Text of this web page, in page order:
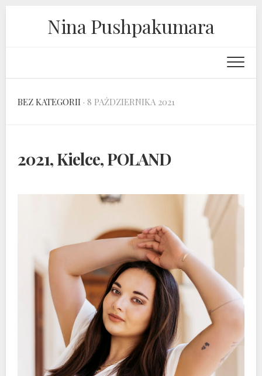
Nina Pushpakumara
BEZ KATEGORII · 8 PAŹDZIERNIKA 2021
2021, Kielce, POLAND